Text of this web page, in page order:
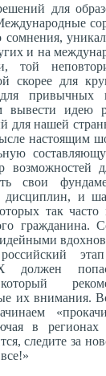
для
сомнения,
и на
той
скорее для
для
идею
для нашей
настоящим
возможностей
свои
дисциплин, и
так часто
гражданина.
должен
их внимания.
в
следите за